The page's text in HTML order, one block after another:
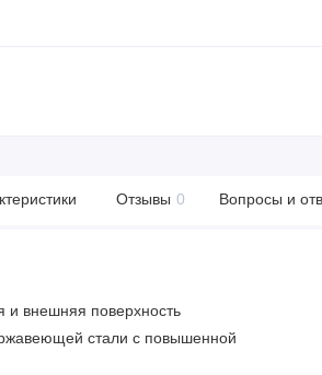
Отзывы 0 Вопросы и
и внешняя поверхность
стали с повышенной